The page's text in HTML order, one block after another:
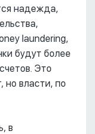
надежда,
laundering,
будут более
Это
но власти, по
в